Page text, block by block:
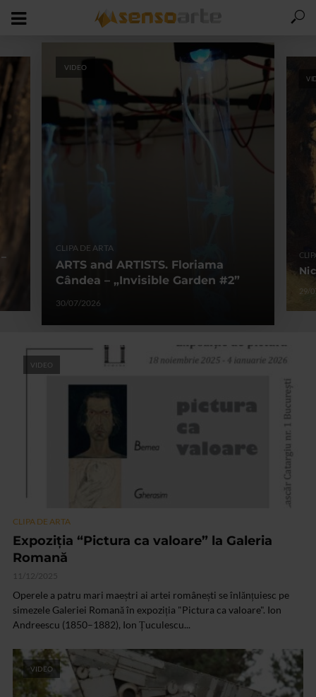
VIDEO
CLIPA DE ARTA
ARTS and ARTISTS. Floriama
Cândea – „Invisible Garden #2”
30/07/2026
29/
VIDEO
CLIPA DE ARTA
Expoziția “Pictura ca valoare” la Galeria
Romană
11/12/2025
Operele a patru mari maeștri ai artei românești se înlănțuiesc pe
simezele Galeriei Romană în expoziția "Pictura ca valoare". Ion
Andreescu (1850–1882), Ion Țuculescu...
VIDEO